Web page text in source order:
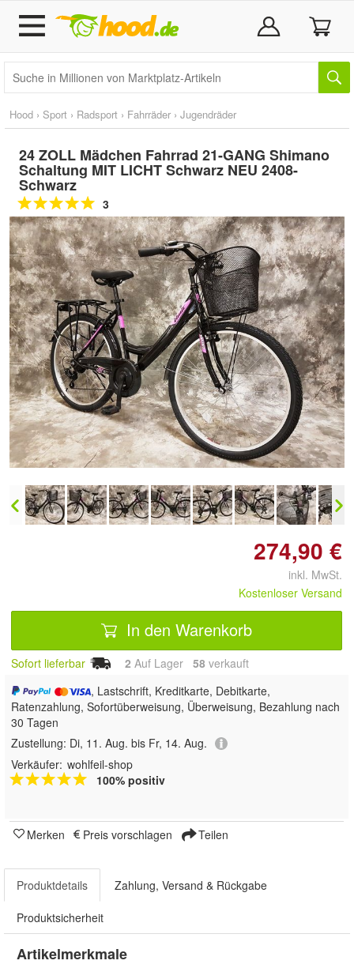
Hood › Sport › Radsport › Fahrräder › Jugendräder
24 ZOLL Mädchen Fahrrad 21-GANG Shimano
Schaltung MIT LICHT Schwarz NEU 2408-
Schwarz
3
Doppelt antippen zum
vergrößern
274,90 €
inkl. MwSt.
Kostenloser Versand
In den Warenkorb
Sofort lieferbar 2 Auf Lager 58 verkauft
, Lastschrift, Kreditkarte, Debitkarte,
Ratenzahlung, Sofortüberweisung, Überweisung, Bezahlung nach
30 Tagen
Zustellung: Di, 11. Aug. bis Fr, 14. Aug.
Verkäufer: wohlfeil-shop
100% positiv
Merken Preis vorschlagen Teilen
Produktdetails Zahlung, Versand & Rückgabe
Produktsicherheit
Artikelmerkmale